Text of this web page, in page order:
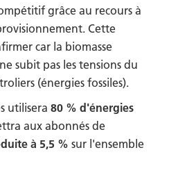
grâce au recours à
Cette
car la biomasse
subit pas les tensions du
(énergies fossiles).
utilisera 80 % d'énergies
aux abonnés de
à 5,5 % sur l'ensemble